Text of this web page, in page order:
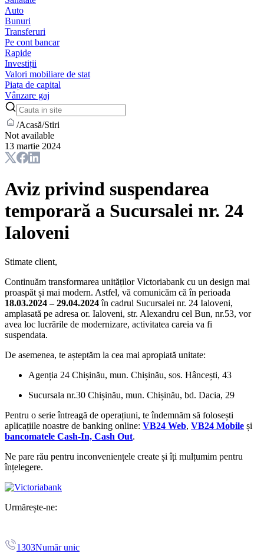
Auto
Bunuri
Transferuri
Pe cont bancar
Rapide
Investiții
Valori mobiliare de stat
Piața de capital
Vânzare gaj
/Acasă/Stiri
Not available
13 martie 2024
Aviz privind suspendarea
temporară a Sucursalei nr. 24
Ialoveni
Stimate client,
Continuăm transformarea unităților Victoriabank cu un design mai
proaspăt și mai modern. Astfel, vă comunicăm că în perioada
18.03.2024 – 29.04.2024în cadrul Sucursalei nr. 24 Ialoveni,
amplasată pe adresa or. Ialoveni, str. Alexandru cel Bun, nr.53, vor
avea loc lucrările de modernizare, activitatea careia va fi
suspendata.
De asemenea, te așteptăm la cea mai apropiată unitate:
Agenția 24 Chișinău, mun. Chișinău, sos. Hâncești, 43
Sucursala nr.30 Chișinău, mun. Chișinău, bd. Dacia, 29
Pentru o serie întreagă de operațiuni, te îndemnăm să folosești
aplicațiile noastre de banking online: VB24 Web, VB24 Mobile și
bancomatele Cash-In, Cash Out.
Ne pare rău pentru inconveniențele create și îți mulțumim pentru
înțelegere.
Urmărește-ne:
1303Număr unic